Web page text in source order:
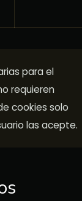
para el
requieren
cookies solo
las acepte.